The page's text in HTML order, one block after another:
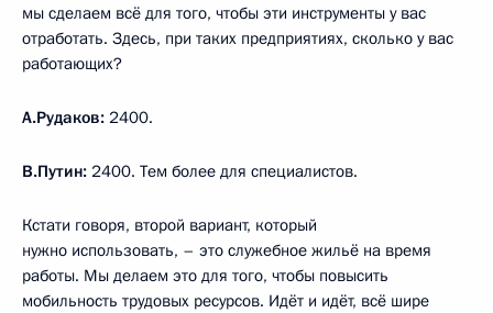
мы сделаем всё для того, чтобы эти инструменты у вас
отработать. Здесь, при таких предприятиях, сколько у вас
работающих?
А.Рудаков: 2400.
В.Путин: 2400. Тем более для специалистов.
Кстати говоря, второй вариант, который
нужно использовать, – это служебное жильё на время
работы. Мы делаем это для того, чтобы повысить
мобильность трудовых ресурсов. Идёт и идёт, всё шире